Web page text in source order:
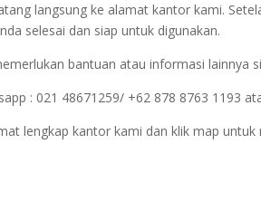
langsung ke alamat kantor kami.
selesai dan siap untuk digunakan.
bantuan atau informasi lainnya
: 021 48671259/ +62 878 8763 1193
lengkap kantor kami dan klik map